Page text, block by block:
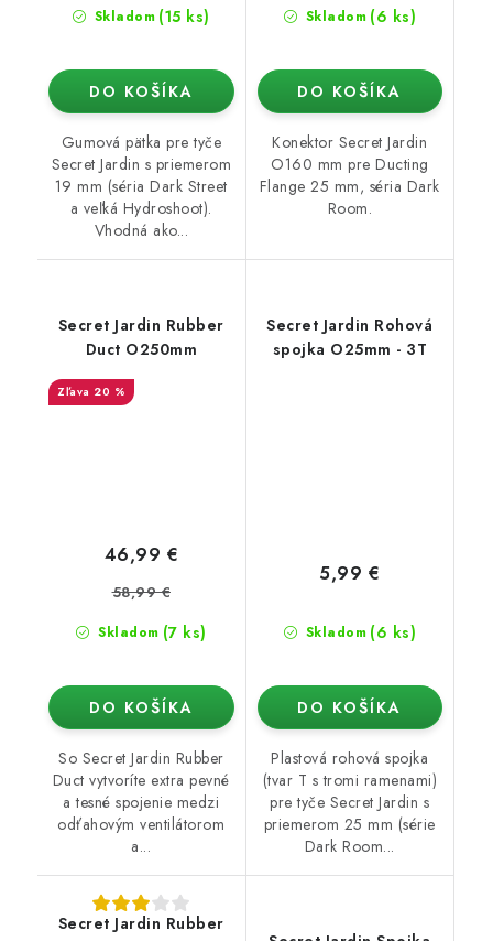
Skladom (15 ks)
DO KOŠÍKA
Gumová pätka pre tyče
Secret Jardin s priemerom
19 mm (séria Dark Street
a veľká Hydroshoot).
Vhodná ako...
Skladom (6 ks)
DO KOŠÍKA
Konektor Secret Jardin
O160 mm pre Ducting
Flange 25 mm, séria Dark
Room.
Secret Jardin Rubber
Duct O250mm
20 %
Skladom (7 ks)
46,99 €
58,99 €
DO KOŠÍKA
So Secret Jardin Rubber
Duct vytvoríte extra pevné
a tesné spojenie medzi
odťahovým ventilátorom
a...
Secret Jardin Rohová
spojka O25mm - 3T
Skladom (6 ks)
5,99 €
DO KOŠÍKA
Plastová rohová spojka
(tvar T s tromi ramenami)
pre tyče Secret Jardin s
priemerom 25 mm (série
Dark Room...
Secret Jardin Rubber